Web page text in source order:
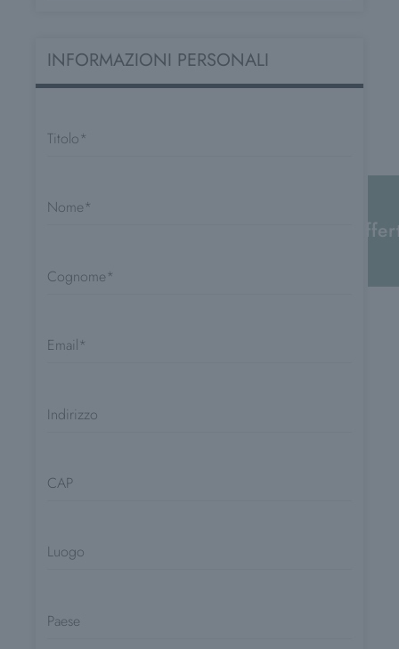
INFORMAZIONI PERSONALI
Titolo
Nome
Cognome
Email
Indirizzo
CAP
Luogo
Paese